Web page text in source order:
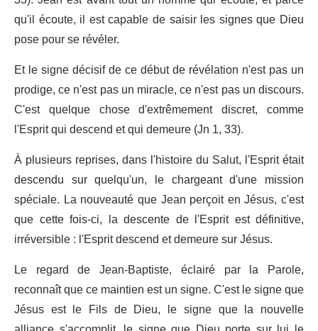
qu'il écoute, il est capable de saisir les signes que Dieu
pose pour se révéler.
Et le signe décisif de ce début de révélation n'est pas un
prodige, ce n'est pas un miracle, ce n'est pas un discours.
C'est quelque chose d'extrêmement discret, comme
l'Esprit qui descend et qui demeure (Jn 1, 33).
À plusieurs reprises, dans l'histoire du Salut, l'Esprit était
descendu sur quelqu'un, le chargeant d'une mission
spéciale. La nouveauté que Jean perçoit en Jésus, c'est
que cette fois-ci, la descente de l'Esprit est définitive,
irréversible : l'Esprit descend et demeure sur Jésus.
Le regard de Jean-Baptiste, éclairé par la Parole,
reconnaît que ce maintien est un signe. C'est le signe que
Jésus est le Fils de Dieu, le signe que la nouvelle